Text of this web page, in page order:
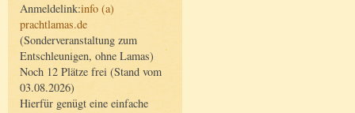
Anmeldelink:info (a)
prachtlamas.de
(Sonderveranstaltung zum
Entschleunigen, ohne Lamas)
Noch 12 Plätze frei (Stand vom
03.08.2026)
Hierfür genügt eine einfache